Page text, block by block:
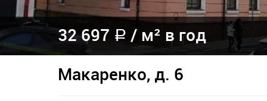
32 697 a / м² в год
Макаренко, д. 6